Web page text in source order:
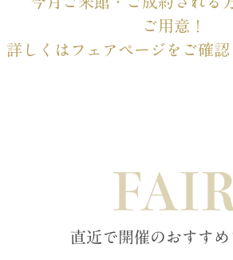
ご用意！
詳しくはフェアページをご確認
FAIR
直近で開催のおすすめ